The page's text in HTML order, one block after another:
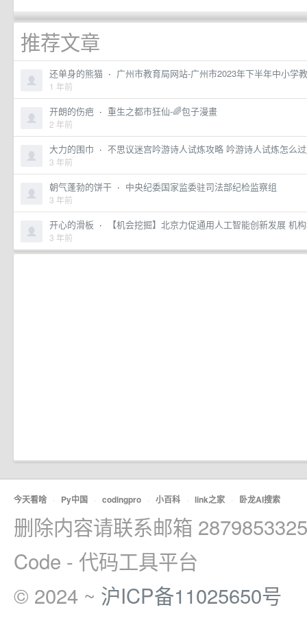
推荐文章
还单身的熊猫 · 广州市教育局网站-广州市2023年下半年中小学
1 年前
开朗的伤疤 · 重生之都市狂仙-🌈️包子漫畫
2 年前
大力的围巾 · 不思议迷宫吟游诗人试炼攻略 吟游诗人试炼怎么
3 年前
朝气蓬勃的饼干 · 中央纪委国家监委驻司法部纪检监察组
3 年前
开心的滑板 · 【机会挖掘】北京力促通用人工智能创新发展 机
3 年前
今天看啥 · Py中国 · codingpro · 小百科 · link之家 · 卧龙AI搜索
删除内容请联系邮箱
Code - 代码工具平台
© 2024 ~ 沪ICP备11025650号